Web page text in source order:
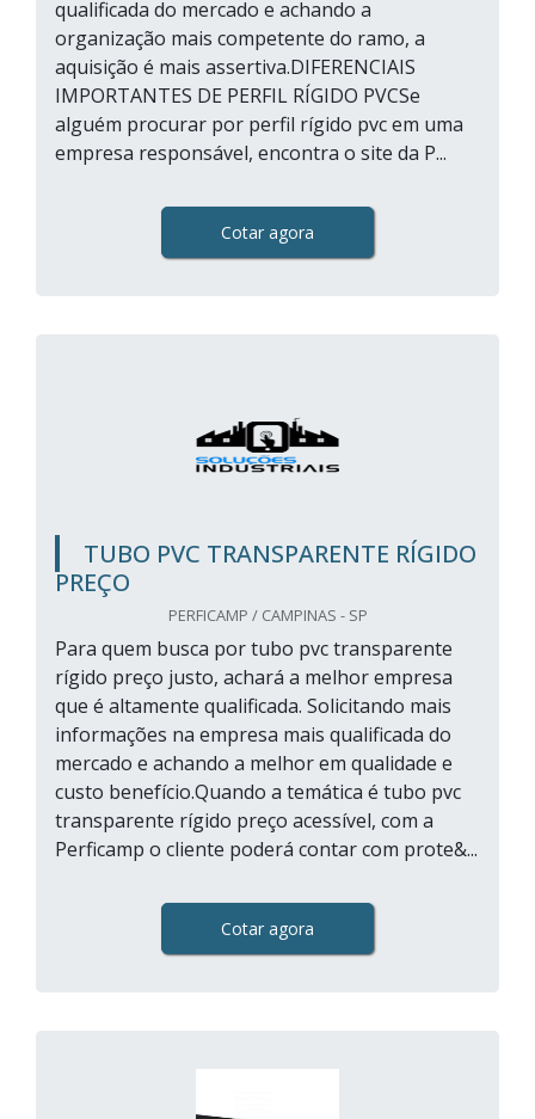
qualificada do mercado e achando a
organização mais competente do ramo, a
aquisição é mais assertiva.DIFERENCIAIS
IMPORTANTES DE PERFIL RÍGIDO PVCSe
alguém procurar por perfil rígido pvc em uma
empresa responsável, encontra o site da P...
Cotar agora
TUBO PVC TRANSPARENTE RÍGIDO
PREÇO
PERFICAMP / CAMPINAS - SP
Para quem busca por tubo pvc transparente
rígido preço justo, achará a melhor empresa
que é altamente qualificada. Solicitando mais
informações na empresa mais qualificada do
mercado e achando a melhor em qualidade e
custo benefício.Quando a temática é tubo pvc
transparente rígido preço acessível, com a
Perficamp o cliente poderá contar com prote&...
Cotar agora